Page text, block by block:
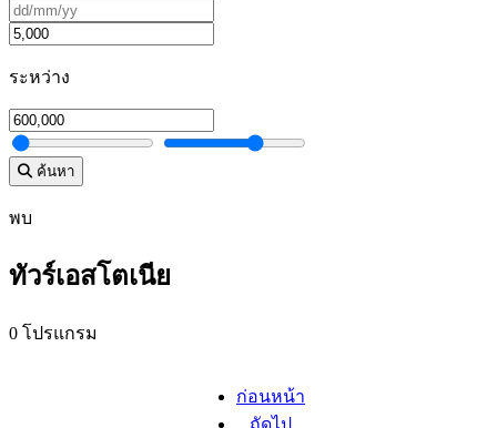
ระหว่าง
ค้นหา
พบ
ทัวร์เอสโตเนีย
0 โปรแกรม
ก่อนหน้า
ถัดไป